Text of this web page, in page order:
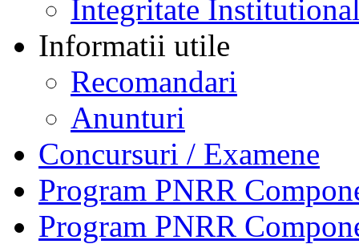
Integritate
Informatii utile
Recomandari
Anunturi
Concursuri / Examene
Program PNRR
Program PNRR